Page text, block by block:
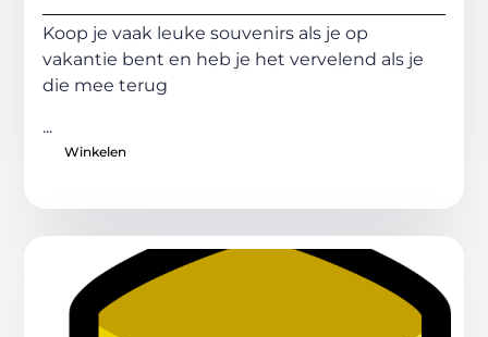
Koop je vaak leuke souvenirs als je op
vakantie bent en heb je het vervelend als je
die mee terug
...
Winkelen